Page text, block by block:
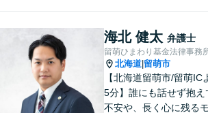
【駐車場有】話しやすい
気作りを大切にして、皆
お越しをお待ちしていま
海北 健太 弁護士
留萌ひまわり基金法律事務
北海道 留萌市
【北海道留萌市/留萌IC
5分】誰にも話せず抱え
不安や、長く心に残るモ